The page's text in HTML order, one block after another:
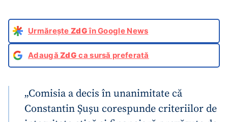
Urmărește ZdGîn Google News
AdaugăZdG ca sursă preferată
„Comisia a decis în unanimitate că
Constantin Șușu corespunde criteriilor de